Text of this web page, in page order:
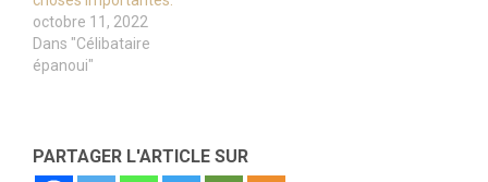
octobre 11, 2022
Dans "Célibataire
épanoui"
PARTAGER L'ARTICLE SUR